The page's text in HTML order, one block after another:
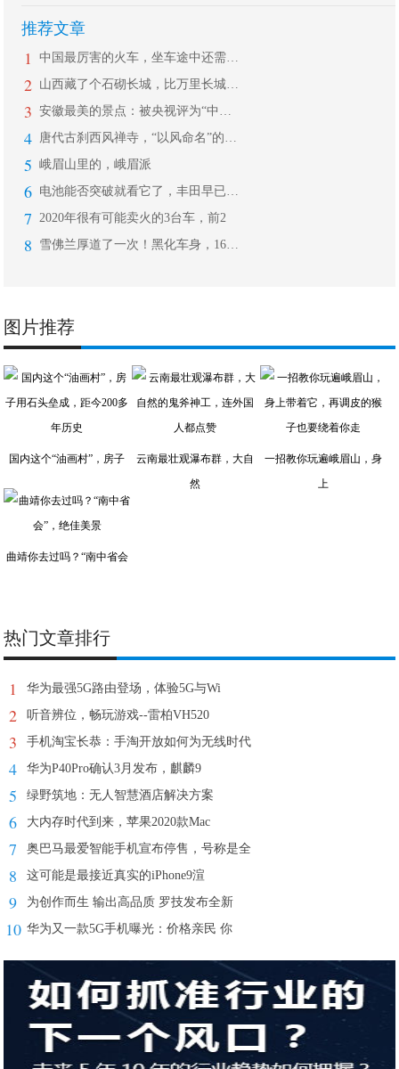
推荐文章
1 中国最厉害的火车，坐车途中还需要签“
2 山西藏了个石砌长城，比万里长城还早1
3 安徽最美的景点：被央视评为“中国最美
4 唐代古刹西风禅寺，“以风命名”的寺庙
5 峨眉山里的，峨眉派
6 电池能否突破就看它了，丰田早已经着手
7 2020年很有可能卖火的3台车，前2
8 雪佛兰厚道了一次！黑化车身，165马
图片推荐
国内这个“油画村”，房子
云南最壮观瀑布群，大自
然
一招教你玩遍峨眉山，身
上
曲靖你去过吗？“南中省会
热门文章排行
1 华为最强5G路由登场，体验5G与Wi
2 听音辨位，畅玩游戏--雷柏VH520
3 手机淘宝长恭：手淘开放如何为无线时代
4 华为P40Pro确认3月发布，麒麟9
5 绿野筑地：无人智慧酒店解决方案
6 大内存时代到来，苹果2020款Mac
7 奥巴马最爱智能手机宣布停售，号称是全
8 这可能是最接近真实的iPhone9渲
9 为创作而生 输出高品质 罗技发布全新
10 华为又一款5G手机曝光：价格亲民 你